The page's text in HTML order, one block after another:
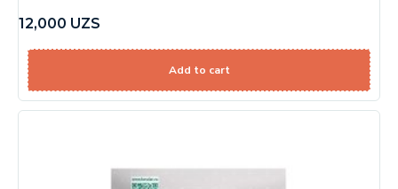
12,000 UZS
Add to cart